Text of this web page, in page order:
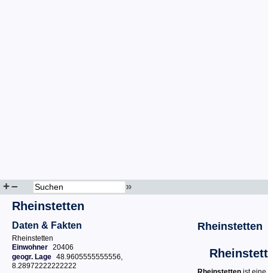
+– »
Rheinstetten
Daten & Fakten
Rheinstetten
Einwohner 20406
geogr. Lage 48.9605555555556,
8.28972222222222
Rheinstetten